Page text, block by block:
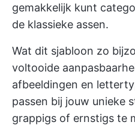
gemakkelijk kunt
de klassieke assen.
Wat dit sjabloon zo
voltooide
afbeeldingen en
passen bij jouw unieke
grappigs of ernstigs te